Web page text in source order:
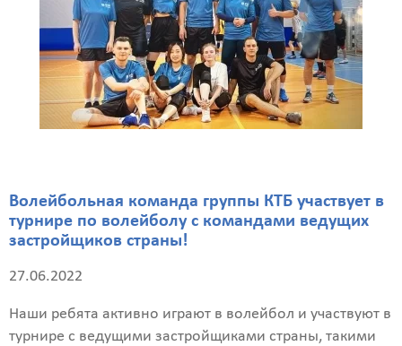
Волейбольная команда группы КТБ участвует в
турнире по волейболу с командами ведущих
застройщиков страны!
27.06.2022
Наши ребята активно играют в волейбол и участвуют в
турнире с ведущими застройщиками страны, такими